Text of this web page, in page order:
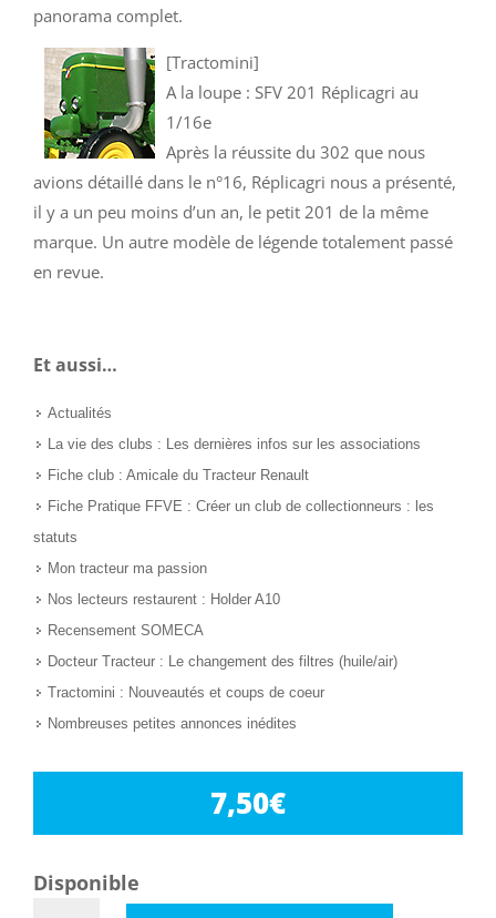
panorama complet.
[Tractomini]
A la loupe : SFV 201 Réplicagri au
1/16e
Après la réussite du 302 que nous
avions détaillé dans le n°16, Réplicagri nous a présenté,
il y a un peu moins d’un an, le petit 201 de la même
marque. Un autre modèle de légende totalement passé
en revue.
Et aussi…
Actualités
La vie des clubs : Les dernières infos sur les associations
Fiche club : Amicale du Tracteur Renault
Fiche Pratique FFVE : Créer un club de collectionneurs : les
statuts
Mon tracteur ma passion
Nos lecteurs restaurent : Holder A10
Recensement SOMECA
Docteur Tracteur : Le changement des filtres (huile/air)
Tractomini : Nouveautés et coups de coeur
Nombreuses petites annonces inédites
7,50€
Disponible